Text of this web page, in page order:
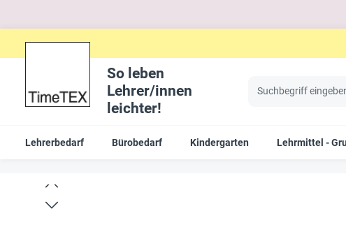
So leben
Lehrer/innen
leichter!
Lehrerbedarf Bürobedarf Kindergarten Lehrmittel -